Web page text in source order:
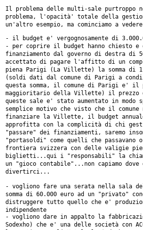
Il problema delle multi-sale purtroppo
problema, l'opacità' totale della
un'altro esempio, ma cominciamo a
- per coprire il budget hanno chiesto e
finanziamento dal governo di destra di
accettato di pagare l'affitto di un
piena Parigi (La Villette) la somma di
(soldi dati dal comune di Parigi a
questa somma, il comune di Parigi e' il
maggioritario della Villette) il
queste sale e' stato aumentato in modo
semplice motivo che visto che il comune
finanziare la Villette, il budget
approfitta con la complicità di chi
"passare" dei finanziamenti, saremo
"portasoldi" come quelli che passavano
frontiera svizzera con delle valigie
biglietti...qui i "responsabili" la
un
"gioco contabile"...non capiamo dove
divertirci...
- vogliono fare una serata nella sala
somma di 60.000 euro ad un "privato"
distruggere tutto quello che e'
indipendente
Sodexho) che e' una delle società con